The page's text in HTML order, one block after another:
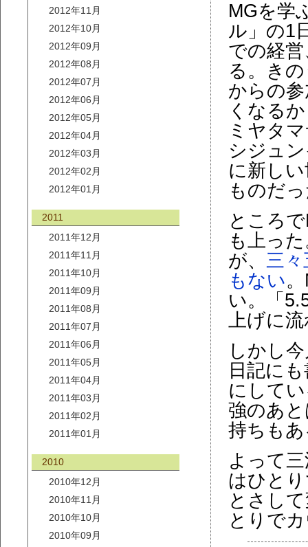
2012年11月
2012年10月
2012年09月
2012年08月
2012年07月
2012年06月
2012年05月
2012年04月
2012年03月
2012年02月
2012年01月
2011
2011年12月
2011年11月
2011年10月
2011年09月
2011年08月
2011年07月
2011年06月
2011年05月
2011年04月
2011年03月
2011年02月
2011年01月
2010
2010年12月
2010年11月
2010年10月
2010年09月
MGを学
ル」の1
での経
る。き
からの
くなる
ミヤタ
シジュ
に新し
ものだ
ところ
も上っ
が、 三
もない
い。「
上げに
しかし
日記に
にして
強のあ
持ちも
よって
はひと
とさし
とりで